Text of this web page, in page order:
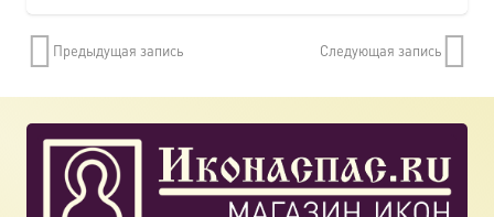
Предыдущая запись Следующая запись